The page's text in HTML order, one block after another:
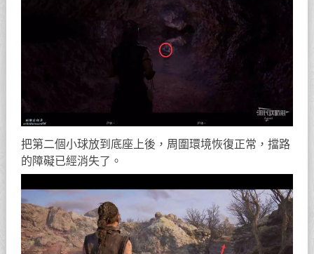
把第二個小球放到底座上後，周圍環境恢復正常，擋路
的障礙已經消失了。